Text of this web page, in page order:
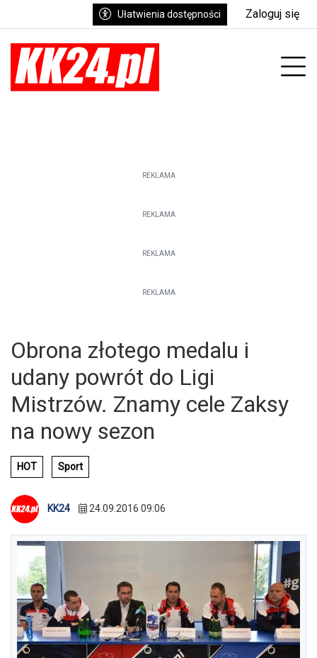
Ułatwienia dostępności Zaloguj się
REKLAMA
REKLAMA
REKLAMA
REKLAMA
Obrona złotego medalu i
udany powrót do Ligi
Mistrzów. Znamy cele Zaksy
na nowy sezon
HOT Sport
KK24 24.09.2016 09:06